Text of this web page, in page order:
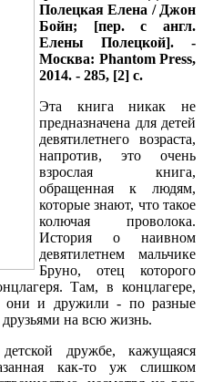
Полецкая Елена / Джон
Бойн; [пер. с англ.
Елены Полецкой]. -
Москва: Phantom Press,
2014. - 285, [2] с.
Эта книга никак не
предназначена для детей
девятилетнего возраста,
напротив, это очень
взрослая книга,
обращенная к людям,
которые знают, что такое
колючая проволока.
История о наивном
девятилетнем мальчике
Бруно, отец которого
Там, в концлагере,
они и дружили - по разные
на всю жизнь.
дружбе, кажущаяся
как-то уж слишком